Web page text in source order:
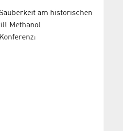
am historischen
Methanol